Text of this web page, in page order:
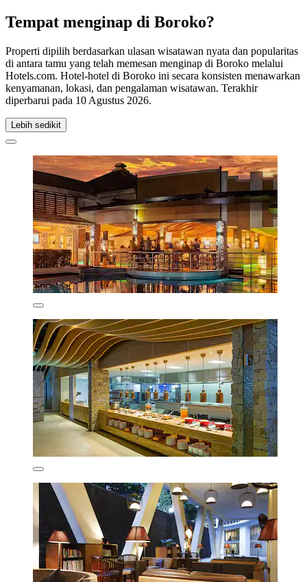
Tempat menginap di Boroko?
Properti dipilih berdasarkan ulasan wisatawan nyata dan popularitas
di antara tamu yang telah memesan menginap di Boroko melalui
Hotels.com. Hotel-hotel di Boroko ini secara konsisten menawarkan
kenyamanan, lokasi, dan pengalaman wisatawan. Terakhir
diperbarui pada 10 Agustus 2026.
Lebih sedikit